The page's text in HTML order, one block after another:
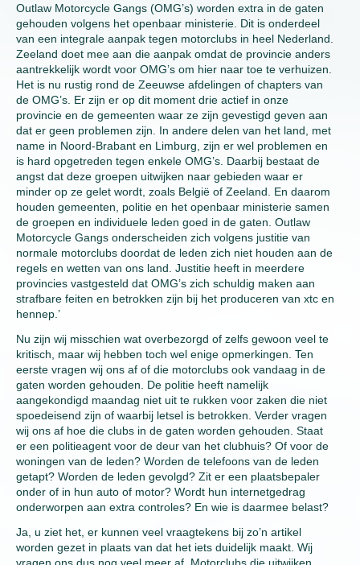
Outlaw Motorcycle Gangs (OMG’s) worden extra in de gaten
gehouden volgens het openbaar ministerie. Dit is onderdeel
van een integrale aanpak tegen motorclubs in heel Nederland.
Zeeland doet mee aan die aanpak omdat de provincie anders
aantrekkelijk wordt voor OMG’s om hier naar toe te verhuizen.
Het is nu rustig rond de Zeeuwse afdelingen of chapters van
de OMG’s. Er zijn er op dit moment drie actief in onze
provincie en de gemeenten waar ze zijn gevestigd geven aan
dat er geen problemen zijn. In andere delen van het land, met
name in Noord-Brabant en Limburg, zijn er wel problemen en
is hard opgetreden tegen enkele OMG’s. Daarbij bestaat de
angst dat deze groepen uitwijken naar gebieden waar er
minder op ze gelet wordt, zoals België of Zeeland. En daarom
houden gemeenten, politie en het openbaar ministerie samen
de groepen en individuele leden goed in de gaten. Outlaw
Motorcycle Gangs onderscheiden zich volgens justitie van
normale motorclubs doordat de leden zich niet houden aan de
regels en wetten van ons land. Justitie heeft in meerdere
provincies vastgesteld dat OMG’s zich schuldig maken aan
strafbare feiten en betrokken zijn bij het produceren van xtc en
hennep.’
Nu zijn wij misschien wat overbezorgd of zelfs gewoon veel te
kritisch, maar wij hebben toch wel enige opmerkingen. Ten
eerste vragen wij ons af of die motorclubs ook vandaag in de
gaten worden gehouden. De politie heeft namelijk
aangekondigd maandag niet uit te rukken voor zaken die niet
spoedeisend zijn of waarbij letsel is betrokken. Verder vragen
wij ons af hoe die clubs in de gaten worden gehouden. Staat
er een politieagent voor de deur van het clubhuis? Of voor de
woningen van de leden? Worden de telefoons van de leden
getapt? Worden de leden gevolgd? Zit er een plaatsbepaler
onder of in hun auto of motor? Wordt hun internetgedrag
onderworpen aan extra controles? En wie is daarmee belast?
Ja, u ziet het, er kunnen veel vraagtekens bij zo’n artikel
worden gezet in plaats van dat het iets duidelijk maakt. Wij